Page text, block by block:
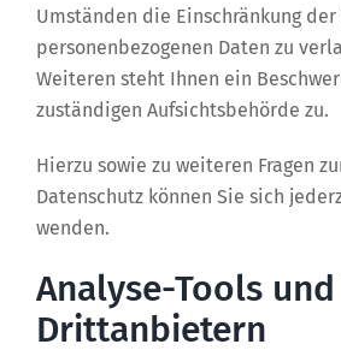
Umständen die Einschränkung
personenbezogenen Daten zu
Weiteren steht Ihnen ein
zuständigen Aufsichtsbehörde zu.
Hierzu sowie zu weiteren Fragen
Datenschutz können Sie sich
wenden.
Analyse-Tools
Dritt­anbietern